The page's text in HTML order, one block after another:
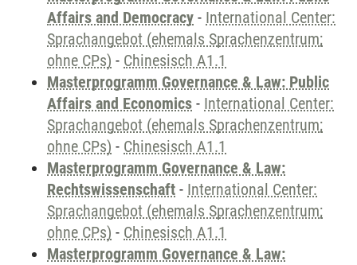
Affairs and Democracy - International Center:
Sprachangebot (ehemals Sprachenzentrum;
ohne CPs) - Chinesisch A1.1
Masterprogramm Governance & Law: Public
Affairs and Economics - International Center:
Sprachangebot (ehemals Sprachenzentrum;
ohne CPs) - Chinesisch A1.1
Masterprogramm Governance & Law:
Rechtswissenschaft - International Center:
Sprachangebot (ehemals Sprachenzentrum;
ohne CPs) - Chinesisch A1.1
Masterprogramm Governance & Law: